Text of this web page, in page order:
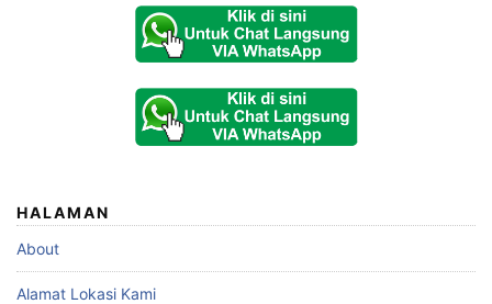
HALAMAN
About
Alamat Lokasi Kami